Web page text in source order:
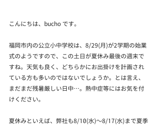
こんにちは、bucho です。
福岡市内の公立小中学校は、8/29(月)が2学期の始業
式のようですので、この土日が夏休み最後の週末で
すね。天気も良く、どちらかにお出掛けを計画され
ている方も多いのではないでしょうか。とは言え、
まだまだ残暑厳しい日中…。熱中症等にはお気を付
けください。
夏休みといえば、弊社も8/10(水)～8/17(水)まで夏季